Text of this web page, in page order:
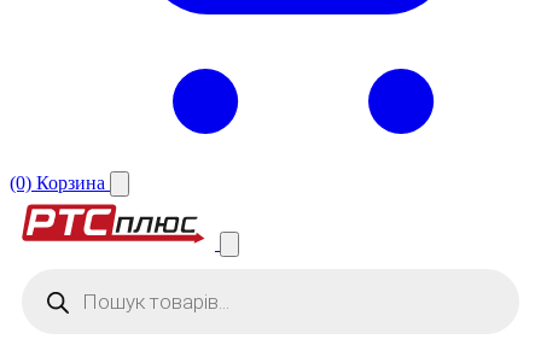
(0) Корзина
товаров